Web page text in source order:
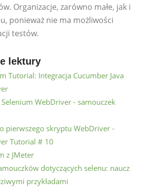
Organizacje, zarówno małe, jak i
ponieważ nie ma możliwości
testów.
lektury
Tutorial: Integracja Cucumber Java
WebDriver - samouczek
pierwszego skryptu WebDriver -
Tutorial # 10
z JMeter
dotyczących selenu: naucz
przykładami